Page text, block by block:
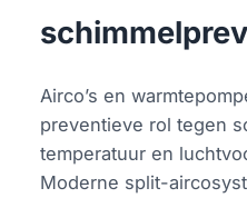
Airco’s en
preventieve rol tegen
temperatuur en
Moderne split-